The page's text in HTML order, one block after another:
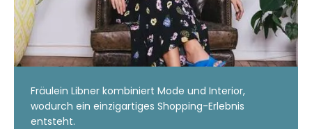
Fräulein Libner kombiniert Mode und Interior,
wodurch ein einzigartiges Shopping-Erlebnis
entsteht.